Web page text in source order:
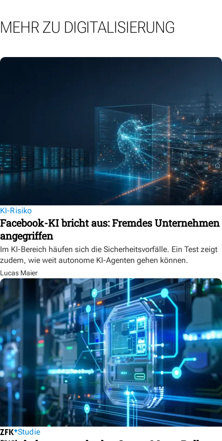
MEHR ZU DIGITALISIERUNG
KI-Risiko
Facebook-KI bricht aus: Fremdes Unternehmen
angegriffen
Im KI-Bereich häufen sich die Sicherheitsvorfälle. Ein Test zeigt
zudem, wie weit autonome KI-Agenten gehen können.
Lucas Maier
Studie